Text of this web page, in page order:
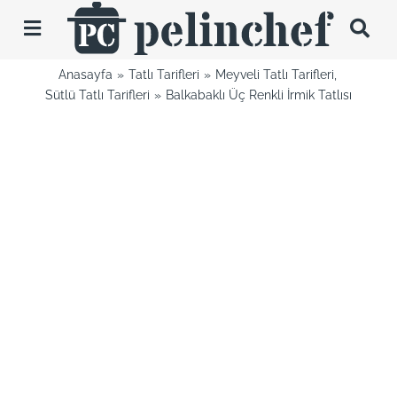
Toggle
Navigation
Tarifler
Anasayfa Tatlı Tarifleri
Meyveli Tatlı Tarifleri
Sütlü Tatlı Tarifleri
Balkabaklı Üç Renkli İrmik Tatlısı